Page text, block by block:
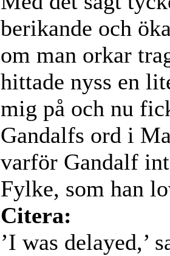
berikande och
om man orkar
hittade nyss en
mig på och nu
Gandalfs ord i
varför Gandalf
Fylke, som han
Citera:
’I was delayed,’